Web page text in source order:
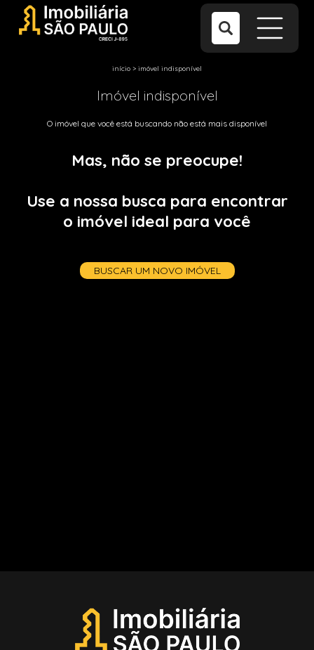
início > imóvel indisponível
Imóvel indisponível
O imóvel que você está buscando não está mais disponível
Mas, não se preocupe!
Use a nossa busca para encontrar
o imóvel ideal para você
BUSCAR UM NOVO IMÓVEL